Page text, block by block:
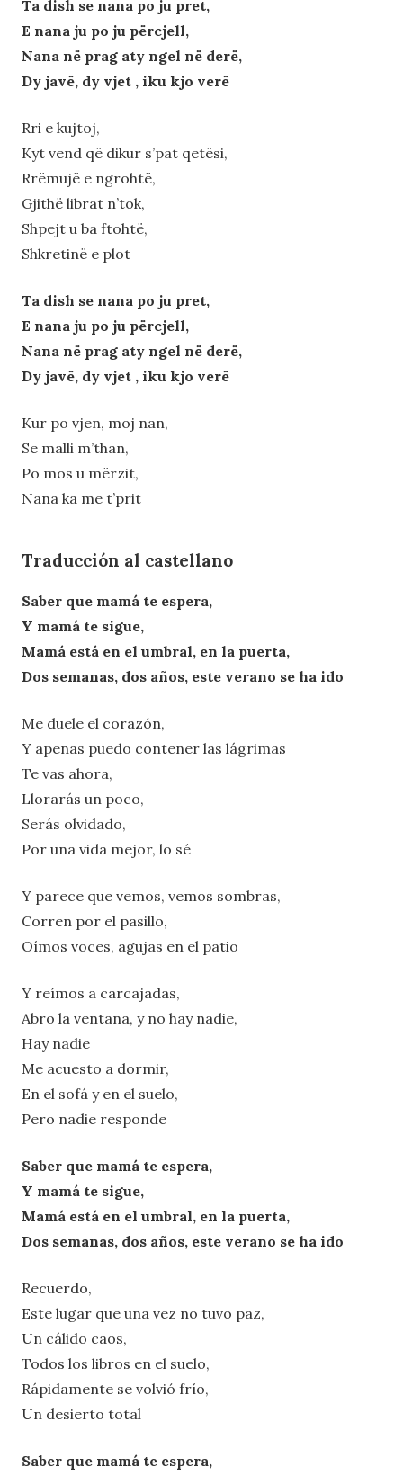
Ta dish se nana po ju pret,
E nana ju po ju përcjell,
Nana në prag aty ngel në derë,
Dy javë, dy vjet , iku kjo verë
Rri e kujtoj,
Kyt vend që dikur s’pat qetësi,
Rrëmujë e ngrohtë,
Gjithë librat n’tok,
Shpejt u ba ftohtë,
Shkretinë e plot
Ta dish se nana po ju pret,
E nana ju po ju përcjell,
Nana në prag aty ngel në derë,
Dy javë, dy vjet , iku kjo verë
Kur po vjen, moj nan,
Se malli m’than,
Po mos u mërzit,
Nana ka me t’prit
Traducción al castellano
Saber que mamá te espera,
Y mamá te sigue,
Mamá está en el umbral, en la puerta,
Dos semanas, dos años, este verano se ha ido
Me duele el corazón,
Y apenas puedo contener las lágrimas
Te vas ahora,
Llorarás un poco,
Serás olvidado,
Por una vida mejor, lo sé
Y parece que vemos, vemos sombras,
Corren por el pasillo,
Oímos voces, agujas en el patio
Y reímos a carcajadas,
Abro la ventana, y no hay nadie,
Hay nadie
Me acuesto a dormir,
En el sofá y en el suelo,
Pero nadie responde
Saber que mamá te espera,
Y mamá te sigue,
Mamá está en el umbral, en la puerta,
Dos semanas, dos años, este verano se ha ido
Recuerdo,
Este lugar que una vez no tuvo paz,
Un cálido caos,
Todos los libros en el suelo,
Rápidamente se volvió frío,
Un desierto total
Saber que mamá te espera,